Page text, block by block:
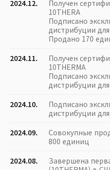
2024.12.
Получен
10THERA
Подписано
дистрибуции
Продано 170
2024.11.
Получен
10THERMA
Подписано
дистрибуции
2024.10.
Подписано
дистрибуции
2024.09.
Совокупные
800 единиц
2024.08.
Завершена